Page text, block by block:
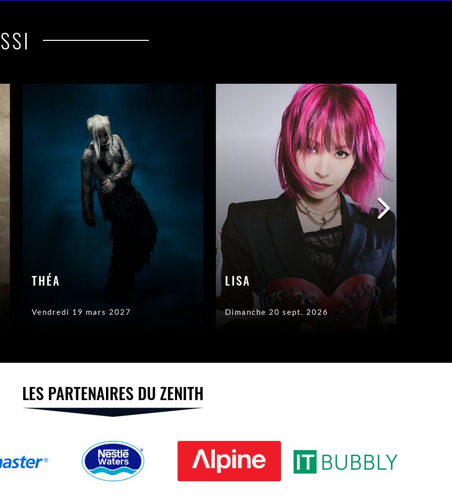
THÉA
Vendredi 19 mars 2027
LISA
Dimanche 20 sept. 2026
LES PARTENAIRES DU ZENITH